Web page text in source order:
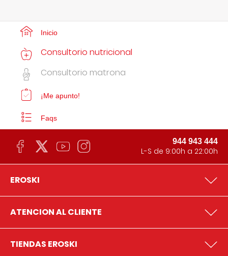
Inicio
Consultorio nutricional
Consultorio matrona
¡Me apunto!
Faqs
944 943 444
L-S de 9:00h a 22:00h
EROSKI
ATENCION AL CLIENTE
TIENDAS EROSKI